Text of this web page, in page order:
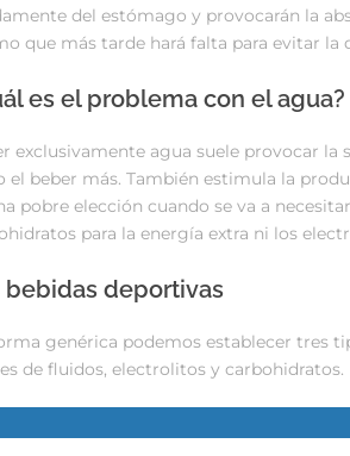
del estómago y provocarán la
que más tarde hará falta para evitar la
es el problema con el agua?
exclusivamente agua suele provocar la
el beber más. También estimula la
pobre elección cuando se va a
para la energía extra ni los
bebidas deportivas
genérica podemos establecer tres
de fluidos, electrolitos y carbohidratos.